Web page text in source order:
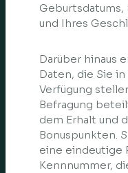
Geburtsdatums,
und Ihres
Darüber hinaus
Daten, die Sie
Verfügung
Befragung
dem Erhalt und
Bonuspunkten.
eine eindeutige
Kennnummer,